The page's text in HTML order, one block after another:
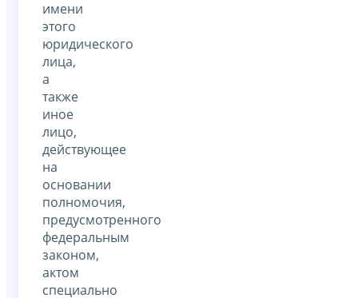
имени
этого
юридического
лица,
а
также
иное
лицо,
действующее
на
основании
полномочия,
предусмотренного
федеральным
законом,
актом
специально